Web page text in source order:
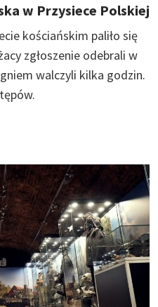
w Przysiece Polskiej
kościańskim paliło się
zgłoszenie odebrali w
walczyli kilka godzin.